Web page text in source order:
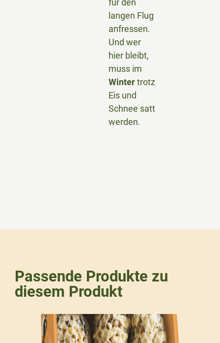
für den
langen Flug
anfressen.
Und wer
hier bleibt,
muss im
Wintertrotz
Eis und
Schnee satt
werden.
Passende Produkte zu
diesem Produkt